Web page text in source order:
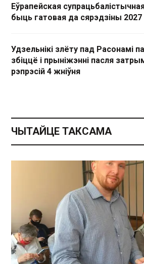
Еўрапейская
быць гатовая да сярэдзіны 2027
Удзельнікі злёту пад Расонамі
збіццё і прыніжэнні пасля
рэпрэсій 4 жніўня
ЧЫТАЙЦЕ ТАКСАМА